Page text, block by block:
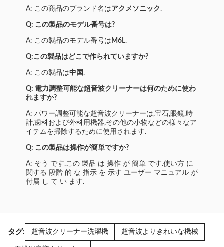
A: この商品のブランド名はアクメソニック .
Q: この製品のモデル番号は?
A: この製品のモデル番号は M6L.
Q:この製品はどこで作られていますか?
A: この製品は中国 .
Q: 電力調整可能な超音波クリーナーは何のために使わ
れますか?
A: パワー調整可能な超音波クリーナーは,宝石,眼鏡,時
計,歯科および外科用機器,その他の小物などの様々なア
イテムを掃除するために使用されます.
Q: この製品は操作が簡単ですか?
A: そう です.この 製品 は 操作 が 簡単 です.使い方 に
関する 段階 的 な 指示 を 示す ユーザー マニュアル が
付属 し て い ます.
タグ: 超音波クリーナー洗濯機 超音波よりきれいな機械